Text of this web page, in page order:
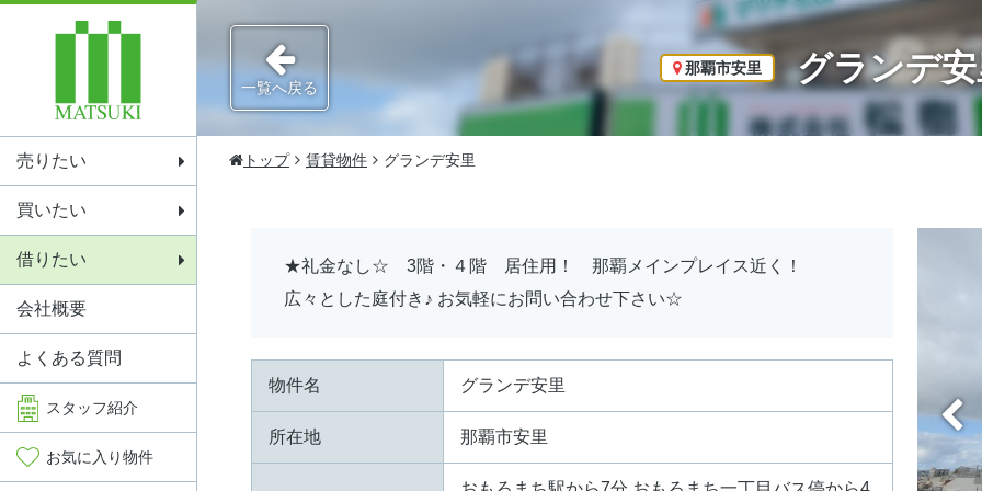
売りたい
買いたい
借りたい
会社概要
よくある質問
スタッフ紹介
お気に入り物件
一覧へ戻る
那覇市安里 グランデ
トップ 賃貸物件 グランデ安里
★礼金なし☆ 3階・４階 居住用！ 那覇メインプレイス近く！
広々とした庭付き♪ お気軽にお問い合わせ下さい☆
物件名 グランデ安里
所在地 那覇市安里